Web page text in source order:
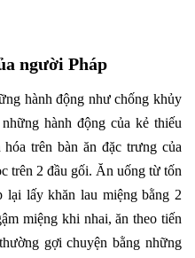
người Pháp
hành động như chống khủy
hành động của kẻ thiếu
trên bàn ăn đặc trưng của
trên 2 đầu gối. Ăn uống từ tốn
lại lấy khăn lau miệng bằng 2
miệng khi nhai, ăn theo tiến
gợi chuyện bằng những